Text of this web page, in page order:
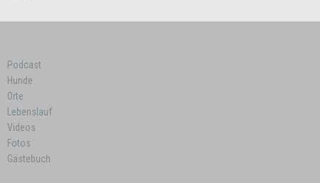
Podcast
Hunde
Orte
Lebenslauf
Videos
Fotos
Gästebuch